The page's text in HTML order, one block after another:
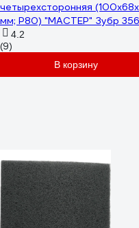
четырехсторонняя
мм; Р80) "МАСТЕР" Зубр
080
4.2
(9)
В корзину